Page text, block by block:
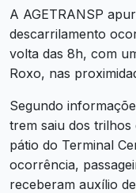
A AGETRANSP
descarrilamento
volta das 8h, com
Roxo, nas
Segundo
trem saiu dos
pátio do Terminal
ocorrência,
receberam auxílio